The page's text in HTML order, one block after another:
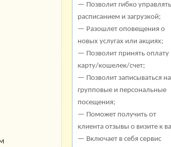
— Позволит гибко управлять
расписанием и загрузкой;
— Разошлет оповещения о
новых услугах или акциях;
— Позволит принять оплату
карту/кошелек/счет;
— Позволит записываться на
групповые и персональные
посещения;
— Поможет получить от
клиента отзывы о визите к
— Включает в себя сервис